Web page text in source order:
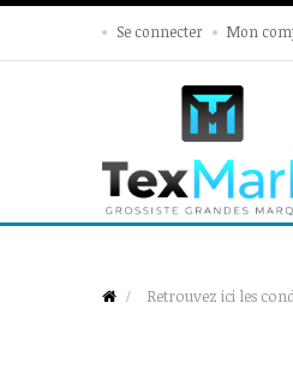
Se connecter Mon
Retrouvez ici les